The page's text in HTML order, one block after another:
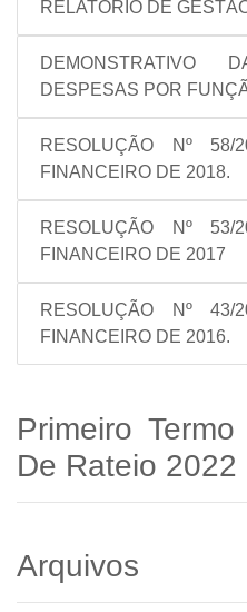
RELATÓRIO DE
DEMONSTRATIVO
DESPESAS POR
RESOLUÇÃO Nº 58/
FINANCEIRO DE 2018.
RESOLUÇÃO Nº 53/
FINANCEIRO DE 2017
RESOLUÇÃO Nº 43/
FINANCEIRO DE 2016.
Primeiro
De Rateio 2022
Arquivos